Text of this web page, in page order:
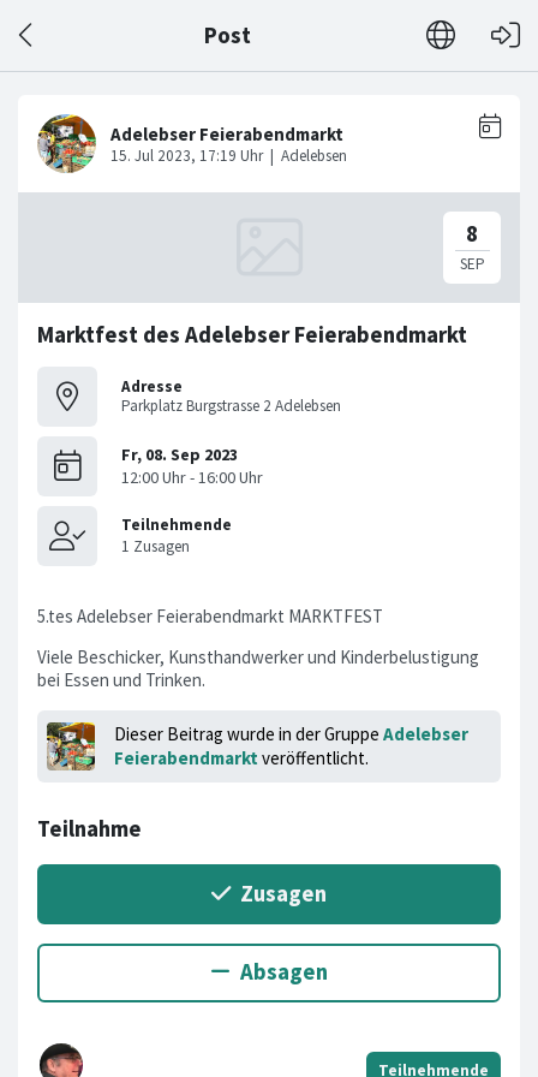
Post
Marktfest des Adelebser Feierabendmarkt
Adresse
Parkplatz Burgstrasse 2 Adelebsen
5.tes Adelebser Feierabendmarkt MARKTFEST
Viele Beschicker, Kunsthandwerker und Kinderbelustigung
bei Essen und Trinken.
Dieser Beitrag wurde in der Gruppe Adelebser
Feierabendmarkt veröffentlicht.